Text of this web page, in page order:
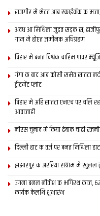
राजगीर मे भेटत आब स्काईवॉक क
अवध आ मिथिला जुड़त सड़क स,
गाम मे होएत जमीनक अधिग्रहण
बिहार मे बनत विश्वक चारिम पावर
गंगा क बाद आब कोसी समेत सातटा
ट्रीटमेंट प्लांट
बिहार मे अहि सातटा एनएच पर
आवाजाही
नीरस चुनाव मे किया हेबाक चाही
दिल्ली हाट क तर्ज पर बनत मिथिला
झंझारपुर क अररिया संग्राम मे खुलल
उगना बनल नीतीश क भगिरथ काज, 62
कार्यक केलथि शुभारंभ